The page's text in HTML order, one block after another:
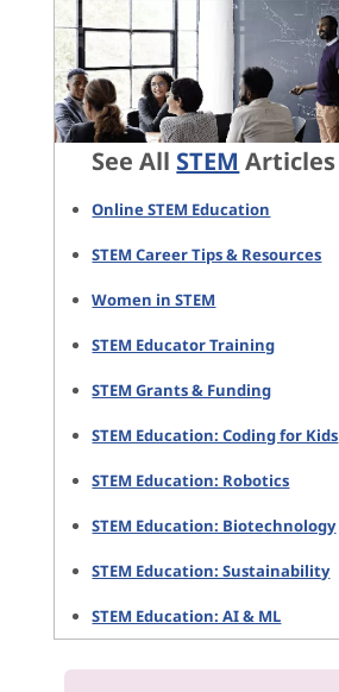
See All STEM Articles
Online STEM Education
STEM Career Tips & Resources
Women in STEM
STEM Educator Training
STEM Grants & Funding
STEM Education: Coding for Kids
STEM Education: Robotics
STEM Education: Biotechnology
STEM Education: Sustainability
STEM Education: AI & ML